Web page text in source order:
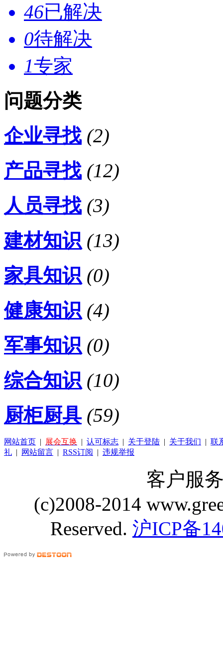
46已解决
0待解决
1专家
问题分类
企业寻找 (2)
产品寻找 (12)
人员寻找 (3)
建材知识 (13)
家具知识 (0)
健康知识 (4)
军事知识 (0)
综合知识 (10)
厨柜厨具 (59)
网站首页 | 展会互换 | 认可标志 | 关于登陆 | 关于我们 | 联
礼 | 网站留言 | RSS订阅 | 违规举报
客户服
(c)2008-2014
Reserved. 沪ICP备